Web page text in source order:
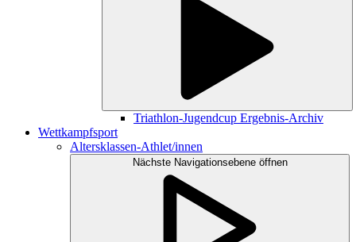
Triathlon-Jugendcup Ergebnis-Archiv
Wettkampfsport
Altersklassen-Athlet/innen
Nächste Navigationsebene öffnen